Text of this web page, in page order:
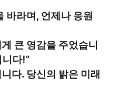
바라며, 언제나 응원
큰 영감을 주었습니
다!”
다. 당신의 밝은 미래